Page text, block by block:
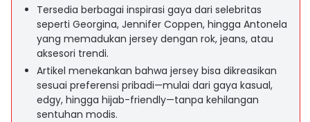
Tersedia berbagai inspirasi gaya dari selebritas
seperti Georgina, Jennifer Coppen, hingga Antonela
yang memadukan jersey dengan rok, jeans, atau
aksesori trendi.
Artikel menekankan bahwa jersey bisa dikreasikan
sesuai preferensi pribadi—mulai dari gaya kasual,
edgy, hingga hijab-friendly—tanpa kehilangan
sentuhan modis.